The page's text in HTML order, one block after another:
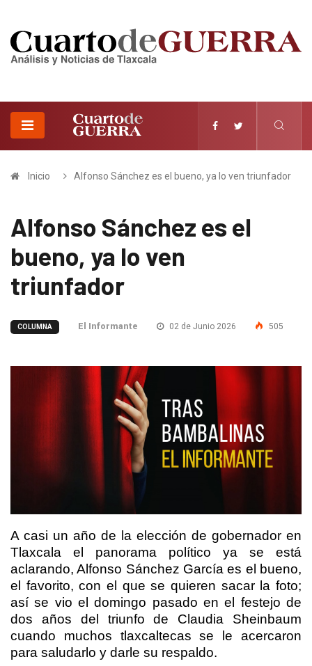
Inicio Alfonso Sánchez es el bueno, ya lo ven triunfador
Alfonso Sánchez es el
bueno, ya lo ven
triunfador
COLUMNA El Informante 02 de Junio 2026 505
A casi un año de la elección de gobernador en
Tlaxcala el panorama político ya se está
aclarando, Alfonso Sánchez García es el bueno,
el favorito, con el que se quieren sacar la foto;
así se vio el domingo pasado en el festejo de
dos años del triunfo de Claudia Sheinbaum
cuando muchos tlaxcaltecas se le acercaron
para saludarlo y darle su respaldo.